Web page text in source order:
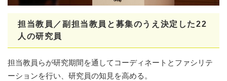
担当教員／副担当教員と募集のうえ決定した22
人の研究員
担当教員らが研究期間を通してコーディネートとファシリテ
ーションを行い、研究員の知見を高める。